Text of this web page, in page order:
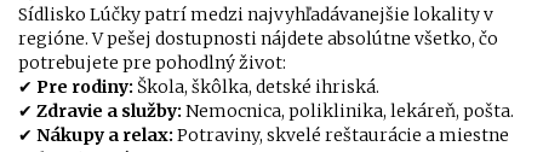
Sídlisko Lúčky patrí medzi najvyhľadávanejšie lokality v
regióne. V pešej dostupnosti nájdete absolútne všetko, čo
potrebujete pre pohodlný život:
✔ Pre rodiny: Škola, škôlka, detské ihriská.
✔ Zdravie a služby: Nemocnica, poliklinika, lekáreň, pošta.
✔ Nákupy a relax: Potraviny, skvelé reštaurácie a miestne